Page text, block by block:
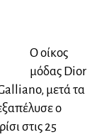
Ο οίκος
μόδας Dior
μετά τα
ο
στις 25